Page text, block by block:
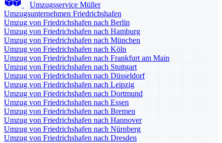
Umzugsservice Müller
Umzugsunternehmen Friedrichshafen
Umzug von Friedrichshafen nach Berlin
Umzug von Friedrichshafen nach Hamburg
Umzug von Friedrichshafen nach München
Umzug von Friedrichshafen nach Köln
Umzug von Friedrichshafen nach Frankfurt am Main
Umzug von Friedrichshafen nach Stuttgart
Umzug von Friedrichshafen nach Düsseldorf
Umzug von Friedrichshafen nach Leipzig
Umzug von Friedrichshafen nach Dortmund
Umzug von Friedrichshafen nach Essen
Umzug von Friedrichshafen nach Bremen
Umzug von Friedrichshafen nach Hannover
Umzug von Friedrichshafen nach Nürnberg
Umzug von Friedrichshafen nach Dresden